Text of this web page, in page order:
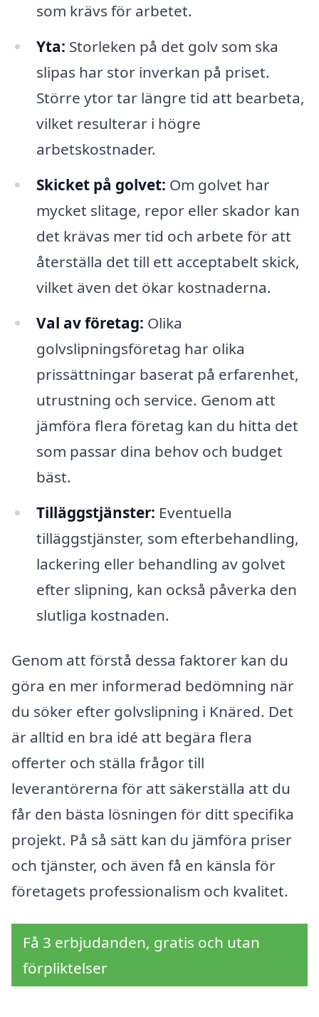
som krävs för arbetet.
Yta: Storleken på det golv som ska
slipas har stor inverkan på priset.
Större ytor tar längre tid att bearbeta,
vilket resulterar i högre
arbetskostnader.
Skicket på golvet: Om golvet har
mycket slitage, repor eller skador kan
det krävas mer tid och arbete för att
återställa det till ett acceptabelt skick,
vilket även det ökar kostnaderna.
Val av företag: Olika
golvslipningsföretag har olika
prissättningar baserat på erfarenhet,
utrustning och service. Genom att
jämföra flera företag kan du hitta det
som passar dina behov och budget
bäst.
Tilläggstjänster: Eventuella
tilläggstjänster, som efterbehandling,
lackering eller behandling av golvet
efter slipning, kan också påverka den
slutliga kostnaden.
Genom att förstå dessa faktorer kan du
göra en mer informerad bedömning när
du söker efter golvslipning i Knäred. Det
är alltid en bra idé att begära flera
offerter och ställa frågor till
leverantörerna för att säkerställa att du
får den bästa lösningen för ditt specifika
projekt. På så sätt kan du jämföra priser
och tjänster, och även få en känsla för
företagets professionalism och kvalitet.
Få 3 erbjudanden, gratis och utan
förpliktelser